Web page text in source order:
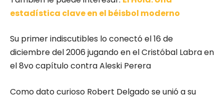
estadística clave en el béisbol moderno
Su primer indiscutibles lo conectó el 16 de
diciembre del 2006 jugando en el Cristóbal Labra en
el 8vo capítulo contra Aleski Perera
Como dato curioso Robert Delgado se unió a su